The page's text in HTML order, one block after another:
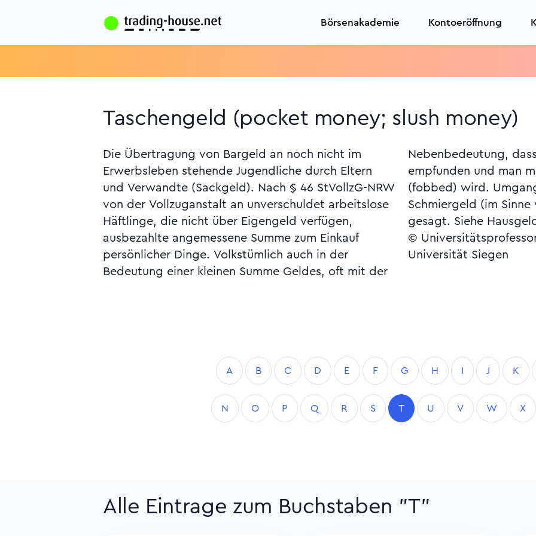
Börsenakademie Kontoeröffnung
Taschengeld (pocket money; slush money)
Die Übertragung von Bargeld an noch nicht im
Erwerbsleben stehende Jugendliche durch Eltern
und Verwandte (Sackgeld). Nach § 46 StVollzG-NRW
von der Vollzuganstalt an unverschuldet arbeitslose
Häftlinge, die nicht über Eigengeld verfügen,
ausbezahlte angemessene Summe zum Einkauf
persönlicher Dinge. Volkstümlich auch in der
Bedeutung einer kleinen Summe Geldes, oft mit der
Nebenbedeutung, dass diese Zahlung als zu niedrig
empfunden und man mit dem Betrag "abgespeist"
(fobbed) wird. Umgangssprachlich auch für
Schmiergeld (im Sinne von Bestechungszahlung)
gesagt. Siehe
©
Universität Siegen
A B C D E F G H I J K
N O P Q R S T U V W X
Alle Eintrage zum Buchstaben "T"